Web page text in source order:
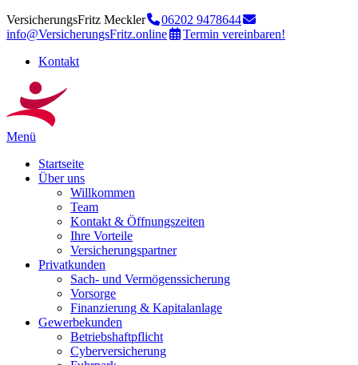
VersicherungsFritz Meckler
06202 9478644
info@VersicherungsFritz.online
Termin vereinbaren!
Kontakt
Menü
Startseite
Über uns
Willkommen
Team
Kontakt & Öffnungszeiten
Ihre Vorteile
Versicherungspartner
Privatkunden
Sach- und Vermögenssicherung
Vorsorge
Finanzierung & Kapitalanlage
Gewerbekunden
Betriebshaftpflicht
Cyberversicherung